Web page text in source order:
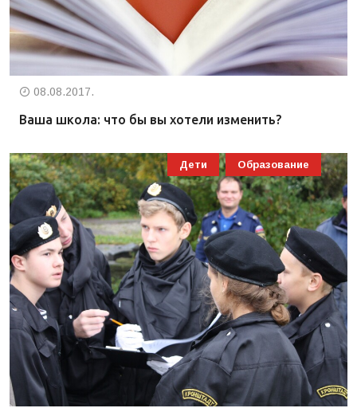
08.08.2017.
Ваша школа: что бы вы хотели изменить?
Дети Образование